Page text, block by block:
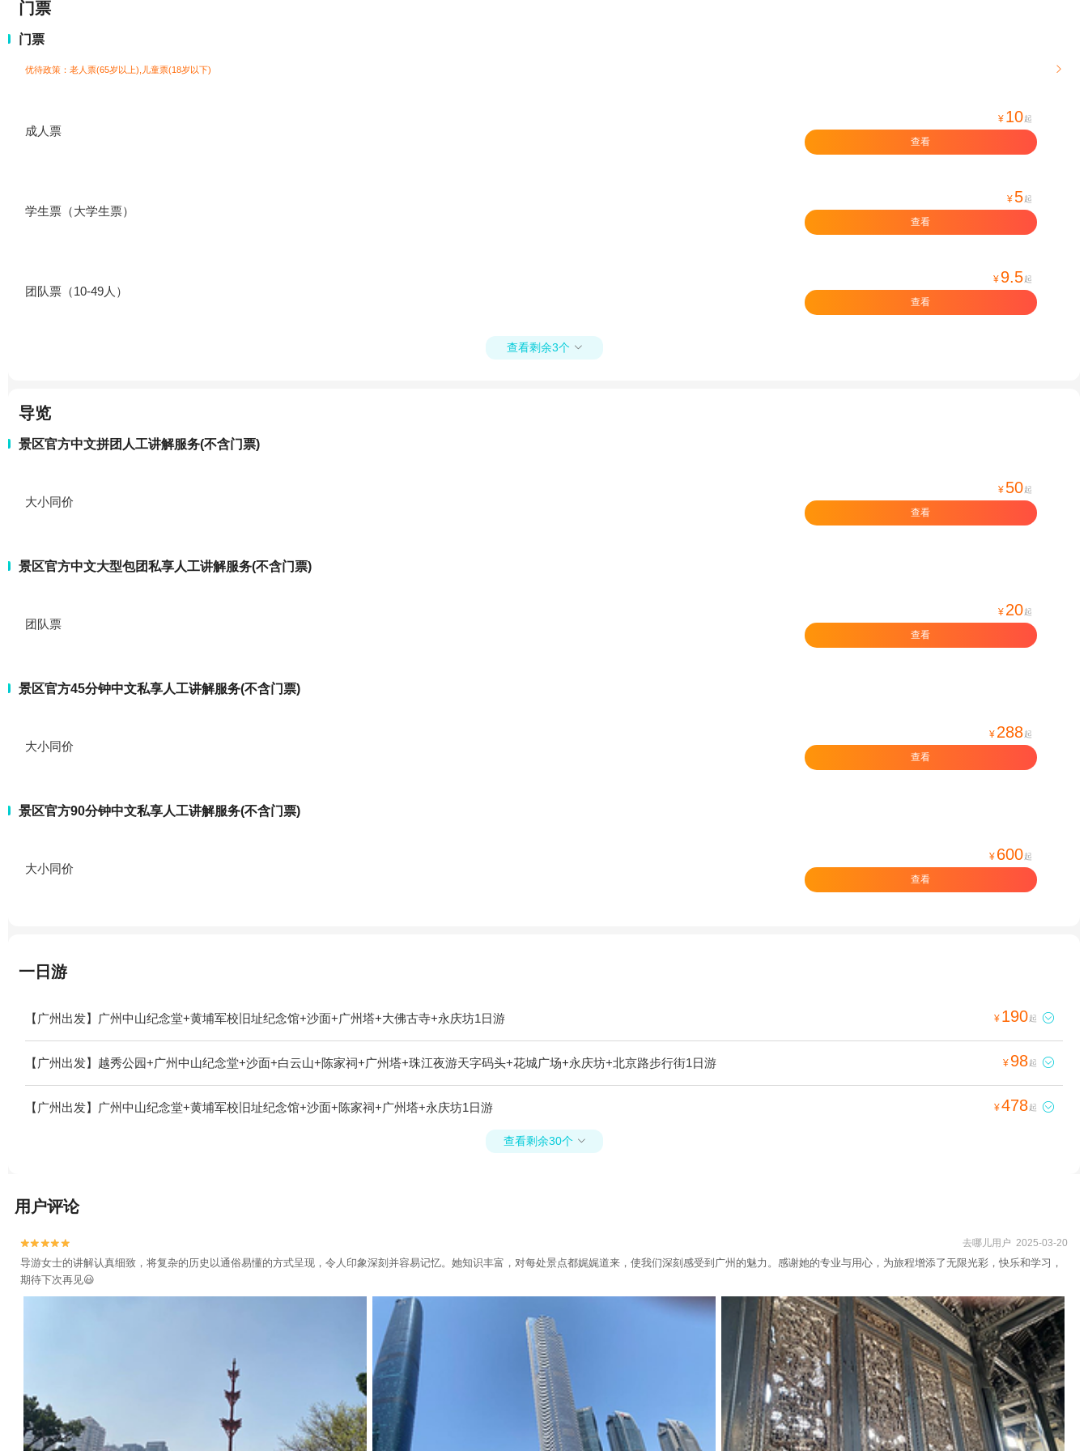
门票
门票
优待政策：老人票(65岁以上),儿童票(18岁以下) 
成人票
¥ 10 起
查看
学生票（大学生票）
¥ 5 起
查看
团队票（10-49人）
¥ 9.5 起
查看
查看剩余3个 
导览
景区官方中文拼团人工讲解服务(不含门票)
大小同价
¥ 50 起
查看
景区官方中文大型包团私享人工讲解服务(不含门票)
团队票
¥ 20 起
查看
景区官方45分钟中文私享人工讲解服务(不含门票)
大小同价
¥ 288 起
查看
景区官方90分钟中文私享人工讲解服务(不含门票)
大小同价
¥ 600 起
查看
一日游
【广州出发】广州中山纪念堂+黄埔军校旧址纪念馆+沙面+广州塔+大佛古寺+永庆坊1日游 ¥ 190起 
【广州出发】越秀公园+广州中山纪念堂+沙面+白云山+陈家祠+广州塔+珠江夜游天字码头+花城广场+永庆坊+北京路步行街1日游 ¥ 98起 
【广州出发】广州中山纪念堂+黄埔军校旧址纪念馆+沙面+陈家祠+广州塔+永庆坊1日游 ¥478起 
查看剩余30个 
用户评论

 去哪儿用户 2025-03-20
导游女士的讲解认真细致，将复杂的历史以通俗易懂的方式呈现，令人印象深刻并容易记忆。她知识丰富，对每处景点都娓娓道来，使我们深刻感受到广州的魅力。感谢她的专业与用心，为旅程增添了无限光彩，快乐和学习，
期待下次再见😃